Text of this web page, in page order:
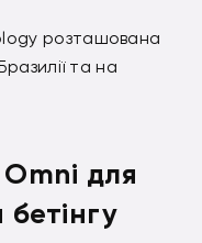
розташована
та на
для